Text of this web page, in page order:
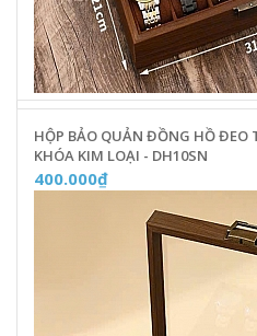
HỘP BẢO QUẢN ĐỒNG HỒ ĐEO
KHÓA KIM LOẠI - DH10SN
400.000₫